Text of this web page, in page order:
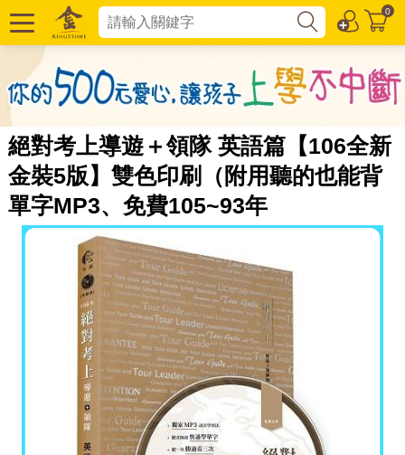
0
絕對考上導遊＋領隊 英語篇【106全新
金裝5版】雙色印刷（附用聽的也能背
單字MP3、免費105~93年